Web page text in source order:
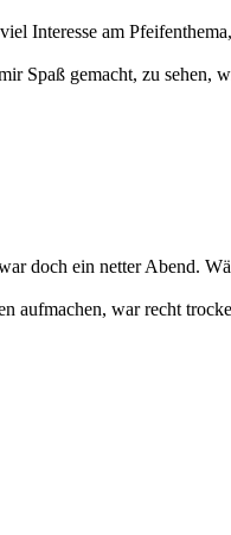
Interesse am
Spaß gemacht, zu sehen,
doch ein netter Abend.
aufmachen, war recht